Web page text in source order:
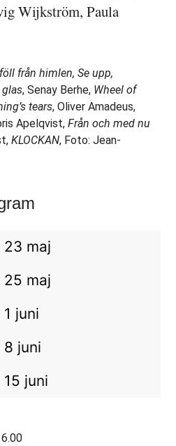
Wijkström, Paula
från himlen, Se upp,
glas, Senay Berhe, Wheel of
tears, Oliver Amadeus,
Apelqvist,Från och med nu
KLOCKAN, Foto: Jean-
23 maj
25 maj
juni
juni
juni